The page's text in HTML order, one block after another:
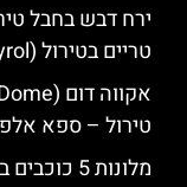
ירח דבש בחבל
טריים בטירול (Tyrol)
טירול – ספא
מלונות 5 כוכבים בחבל טירול